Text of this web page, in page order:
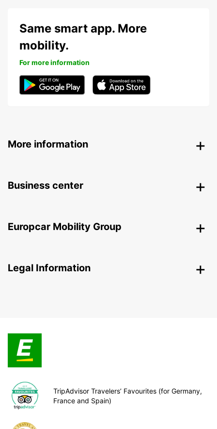
Same smart app. More
mobility.
For more information
More information
Business center
Europcar Mobility Group
Legal Information
TripAdvisor Travelers’ Favourites (for Germany,
France and Spain)